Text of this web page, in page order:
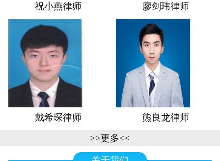
祝小燕律师 廖剑玮律师
戴希琛律师 熊良龙律师
>>更多<<